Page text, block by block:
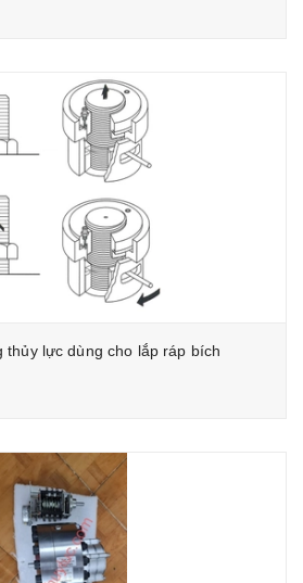
thủy lực dùng cho lắp ráp bích